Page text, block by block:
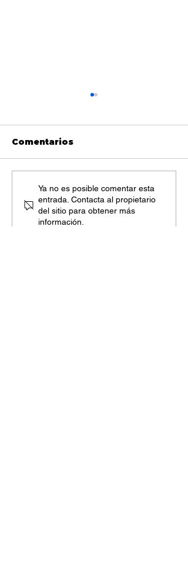
¿Cómo recibir
atención
domiciliaria con
cobertura de tu obra
Comentarios
Ya no es posible comentar esta
entrada. Contacta al propietario
del sitio para obtener más
información.